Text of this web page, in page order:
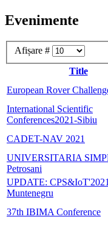
Evenimente
Afișare #
Title
European Rover
International Scientific
Conferences2021-Sibiu
CADET-NAV 2021
UNIVERSITARIA
Petrosani
UPDATE:
Muntenegru
37th IBIMA Conference